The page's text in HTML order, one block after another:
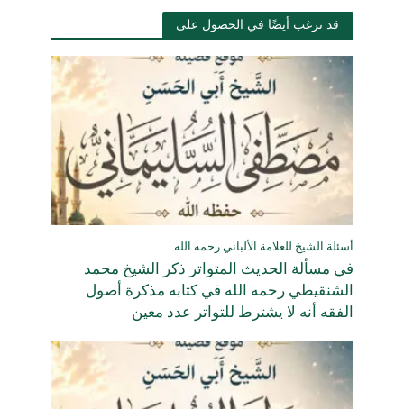
قد ترغب أيضًا في الحصول على
أسئلة الشيخ للعلامة الألباني رحمه الله
في مسألة الحديث المتواتر ذكر الشيخ محمد
الشنقيطي رحمه الله في كتابه مذكرة أصول
الفقه أنه لا يشترط للتواتر عدد معين